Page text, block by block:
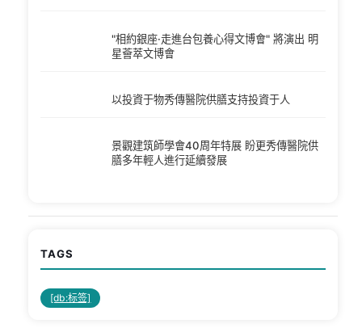
"相約銀座·走進台包養心得文博會" 將演出 明
星薈萃文博會
以投資于物秀傳醫院供膳支持投資于人
景觀建筑師學會40周年特展 盼更秀傳醫院供
膳多年輕人進行延續發展
TAGS
[db:标签]